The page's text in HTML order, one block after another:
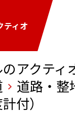
ティオ
アクティ
道路・整
付）